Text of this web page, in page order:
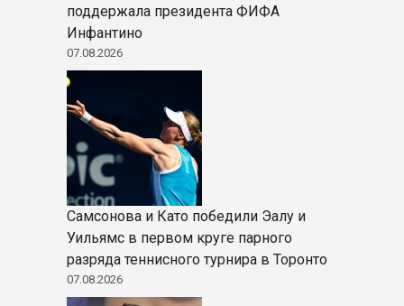
поддержала президента ФИФА
Инфантино
07.08.2026
Самсонова и Като победили Эалу и
Уильямс в первом круге парного
разряда теннисного турнира в Торонто
07.08.2026